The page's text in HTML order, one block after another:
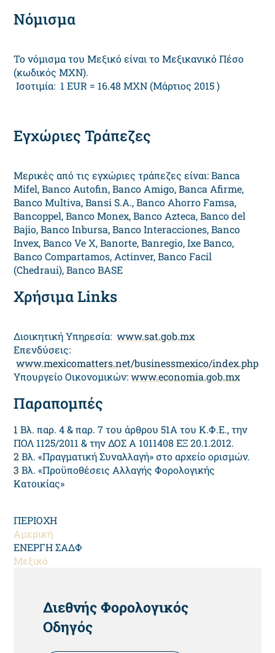
Νόμισμα
Το νόμισμα του Μεξικό είναι το Μεξικανικό Πέσο
(κωδικός MXN).
Ισοτιμία: 1 EUR = 16.48 MXN (Μάρτιος 2015 )
Εγχώριες Τράπεζες
Μερικές από τις εγχώριες τράπεζες είναι: Banca
Mifel, Banco Autofin, Banco Amigo, Banca Afirme,
Banco Multiva, Bansi S.A., Banco Ahorro Famsa,
Bancoppel, Banco Monex, Banco Azteca, Banco del
Bajio, Banco Inbursa, Banco Interacciones, Banco
Invex, Banco Ve X, Banorte, Banregio, Ixe Banco,
Banco Compartamos, Actinver, Banco Facil
(Chedraui), Banco BASE
Χρήσιμα Links
Διοικητική Υπηρεσία:www.sat.gob.mx
Επενδύσεις:
www.mexicomatters.net/businessmexico/index.php
Υπουργείο Οικονομικών:www.economia.gob.mx
Παραπομπές
1 Βλ. παρ. 4 & παρ. 7 του άρθρου 51Α του Κ.Φ.Ε., την
ΠΟΛ 1125/2011 & την ΔΟΣ Α 1011408 ΕΞ 20.1.2012.
2Βλ. «Πραγματική Συναλλαγή» στο αρχείο ορισμών.
3 Βλ. «Προϋποθέσεις Αλλαγής Φορολογικής
Κατοικίας»
ΠΕΡΙΟΧΗ
Αμερική
ΕΝΕΡΓΗ ΣΑΔΦ
Μεξικό
HEADING
Διεθνής Φορολογικός
Οδηγός